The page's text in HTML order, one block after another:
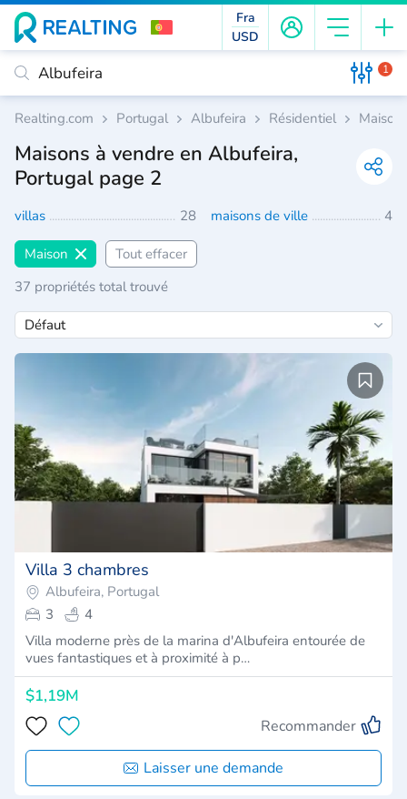
Fra
USD
1
Realting.com Portugal Albufeira Résidentiel Maison
Maisons à vendre en Albufeira,
Portugal page 2
villas 28 maisons de ville 4
Maison
Tout effacer
37 propriétés total trouvé
Villa 3 chambres
Albufeira, Portugal
3
4
Villa moderne près de la marina d'Albufeira entourée de
vues fantastiques et à proximité à p…
$1,19M
Recommander
Laisser une demande